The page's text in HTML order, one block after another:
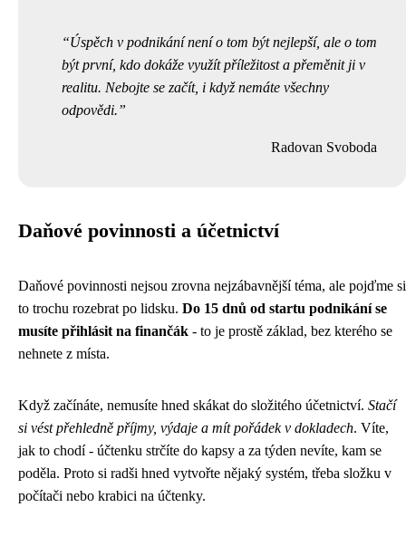
Úspěch v podnikání není o tom být nejlepší, ale o tom
být první, kdo dokáže využít příležitost a přeměnit ji v
realitu. Nebojte se začít, i když nemáte všechny
odpovědi.
Radovan Svoboda
Daňové povinnosti a účetnictví
Daňové povinnosti nejsou zrovna nejzábavnější téma, ale pojďme si
to trochu rozebrat po lidsku. Do 15 dnů od startu podnikání se
musíte přihlásit na finančák - to je prostě základ, bez kterého se
nehnete z místa.
Když začínáte, nemusíte hned skákat do složitého účetnictví. Stačí
si vést přehledně příjmy, výdaje a mít pořádek v dokladech. Víte,
jak to chodí - účtenku strčíte do kapsy a za týden nevíte, kam se
poděla. Proto si radši hned vytvořte nějaký systém, třeba složku v
počítači nebo krabici na účtenky.